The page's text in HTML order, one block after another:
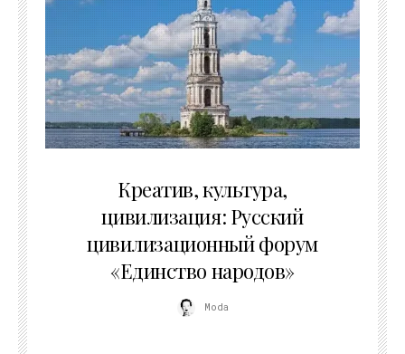
Креатив, культура,
цивилизация: Русский
цивилизационный форум
«Единство народов»
Moda